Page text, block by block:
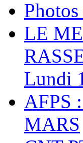
LE
Lundi
AFPS
MARS